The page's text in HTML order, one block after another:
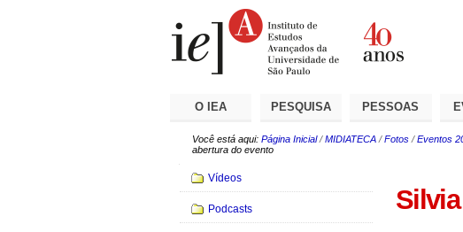
O IEA PESQUISA PESSOAS
Você está aqui: Página Inicial /MIDIATECA /Fotos /Eventos
abertura do evento
Navegação
Vídeos
Podcasts